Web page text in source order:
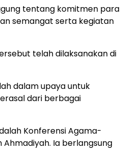
tentang komitmen para
semangat serta kegiatan
telah dilaksanakan di
dalam upaya untuk
dari berbagai
Konferensi Agama-
Ia berlangsung